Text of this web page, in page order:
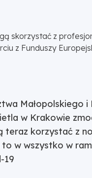
skorzystać z
z Funduszy
Małopolskiego i
w Krakowie
teraz korzystać z
w wszystko w
19